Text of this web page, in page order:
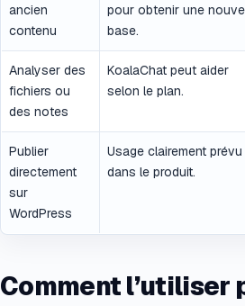
ancien
contenu
pour obtenir une
base.
Analyser des
fichiers ou
des notes
KoalaChat peut aider
selon le plan.
Publier
directement
sur
WordPress
Usage clairement prévu
dans le produit.
Comment l’utiliser